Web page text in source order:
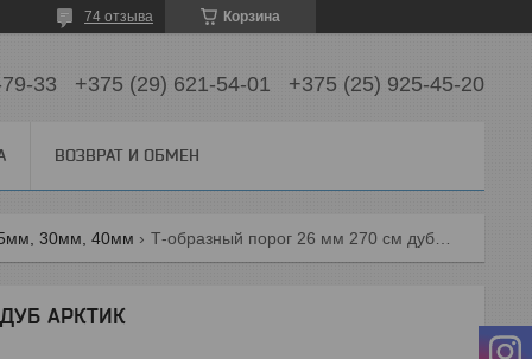
Корзина
74 отзыва
33 +375 (29) 621-54-01 +375 (25) 925-45-20
ВОЗВРАТ И ОБМЕН
30мм, 40мм
АРКТИК